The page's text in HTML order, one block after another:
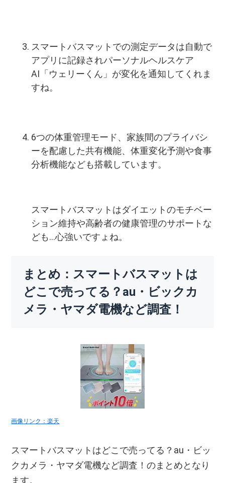
スマートバスマットでの測定データは自動で
アプリに記録されパーソナルヘルスケア
AI「ウェリーくん」が変化を通知してくれま
すね。
6つの体重管理モード、家族間のプライバシ
ーを配慮した共有機能、体重変化予測や食事
分析機能なども搭載しています。
スマートバスマットはダイエットのモチベー
ション維持や高齢者の健康管理のサポートな
ども...心強いですょね。
まとめ：スマートバスマットは
どこで売ってる？au・ビックカ
メラ・ヤマダ電機など調査！
画像リンク：楽天
スマートバスマットはどこで売ってる？au・ビッ
クカメラ・ヤマダ電機など調査！のまとめとなり
ます。